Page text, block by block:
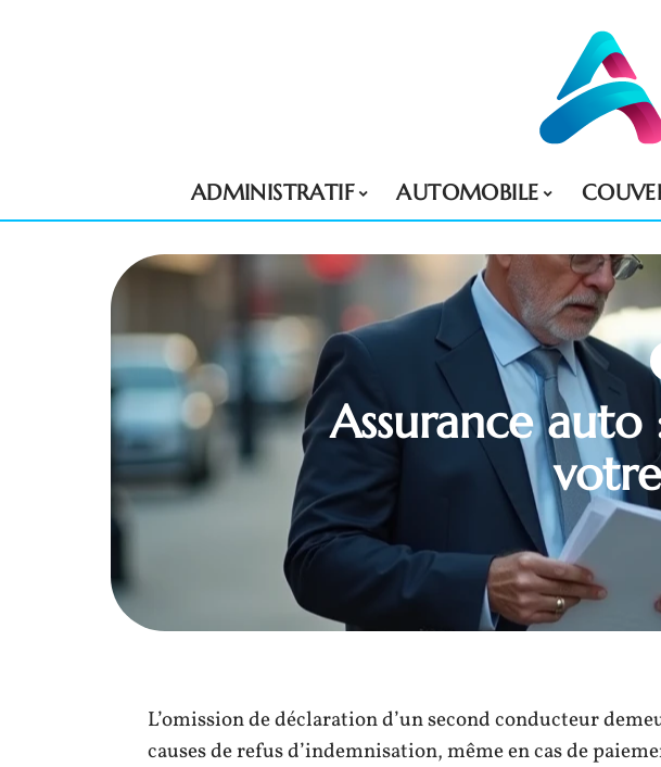
ADMINISTRATIF AUTOMOBILE
Assurance
L’omission de déclaration d’un second conducteur
causes de refus d’indemnisation, même en cas de